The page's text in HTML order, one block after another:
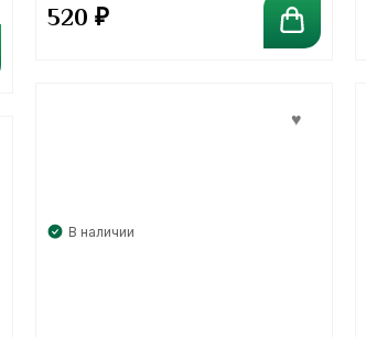
520 ₽
В наличии